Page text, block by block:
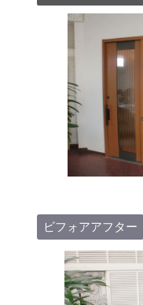
ビフォアアフター